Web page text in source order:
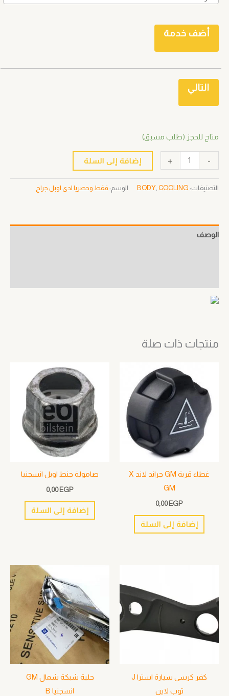
أضف خدمة
التالي
متاح للحجز (طلب مسبق)
-
+ إضافة إلى السلة
التصنيفات: BODY, COOLING الوسم: فقط وحصريا لدى اوبل جراج
الوصف
منتجات ذات صلة
غطاء قربة GM جراند لاند X
GM
0,00EGP
إضافة إلى السلة
صامولة جنط اوبل انسجنيا
0,00EGP
إضافة إلى السلة
كفر كرسى سيارة استرا J
توب لاين
حلية شبكة شمال GM
انسجنيا B